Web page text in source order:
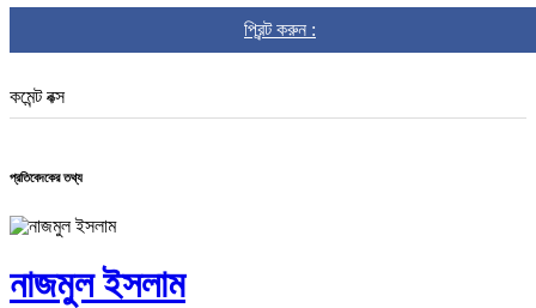
প্রিন্ট করুন :
কমেন্ট বক্স
প্রতিবেদকের তথ্য
নাজমুল ইসলাম